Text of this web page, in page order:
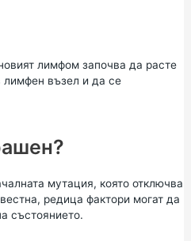
лимфом започва да расте
лимфен възел и да се
мутация, която отключва
редица фактори могат да
състоянието.